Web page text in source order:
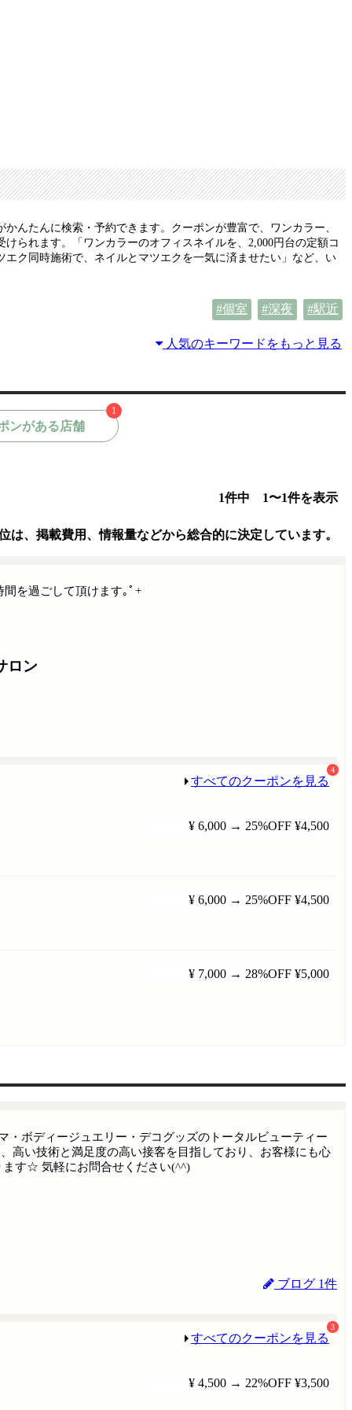
んたんに検索・予約できます。クーポンが豊富で、ワンカラー、
られます。「ワンカラーのオフィスネイルを、2,000円台の定額コ
ク同時施術で、ネイルとマツエクを一気に済ませたい」など、い
個室 深夜 駅近
人気のキーワードをもっと見る
ンがある店舗
1
1件中 1〜1件を表示
は、掲載費用、情報量などから総合的に決定しています。
ロン
を過ごして頂けます｡ﾟ+
すべてのクーポンを見る
4
¥ 6,000 → 25%OFF ¥4,500
¥ 6,000 → 25%OFF ¥4,500
¥ 7,000 → 28%OFF ¥5,000
ブログ 1件
ボディージュエリー・デコグッズのトータルビューティー
高い技術と満足度の高い接客を目指しており、お客様にも心
す☆ 気軽にお問合せください(^^)
すべてのクーポンを見る
3
¥ 4,500 → 22%OFF ¥3,500